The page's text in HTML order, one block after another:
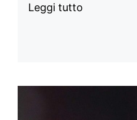
Leggi tutto